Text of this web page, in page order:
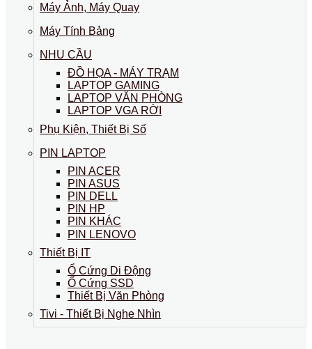
Máy Ảnh, Máy Quay
Máy Tính Bảng
NHU CẦU
ĐỒ HỌA - MÁY TRẠM
LAPTOP GAMING
LAPTOP VĂN PHÒNG
LAPTOP VGA RỜI
Phụ Kiện, Thiết Bị Số
PIN LAPTOP
PIN ACER
PIN ASUS
PIN DELL
PIN HP
PIN KHÁC
PIN LENOVO
Thiết Bị IT
Ổ Cứng Di Động
Ổ Cứng SSD
Thiết Bị Văn Phòng
Tivi - Thiết Bị Nghe Nhìn